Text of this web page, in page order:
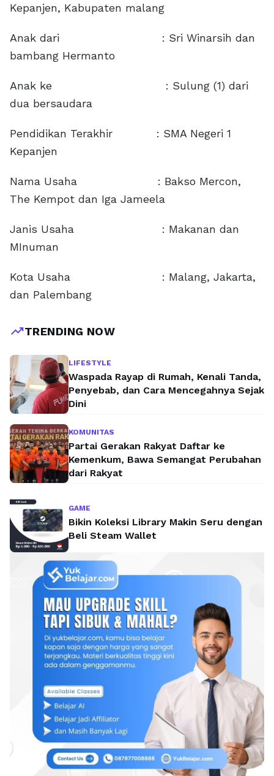
Kepanjen, Kabupaten malang
Anak dari : Sri Winarsih dan
bambang Hermanto
Anak ke : Sulung (1) dari
dua bersaudara
Pendidikan Terakhir : SMA Negeri 1
Kepanjen
Nama Usaha : Bakso Mercon,
The Kempot dan Iga Jameela
Janis Usaha : Makanan dan
MInuman
Kota Usaha : Malang, Jakarta,
dan Palembang
trending_upTRENDING NOW
LIFESTYLE
Waspada Rayap di Rumah, Kenali Tanda,
Penyebab, dan Cara Mencegahnya Sejak
Dini
KOMUNITAS
Partai Gerakan Rakyat Daftar ke
Kemenkum, Bawa Semangat Perubahan
dari Rakyat
GAME
Bikin Koleksi Library Makin Seru dengan
Beli Steam Wallet